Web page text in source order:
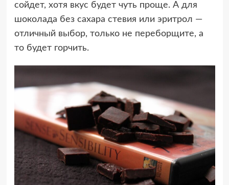
сойдет, хотя вкус будет чуть проще. А для
шоколада без сахара стевия или эритрол —
отличный выбор, только не переборщите, а
то будет горчить.